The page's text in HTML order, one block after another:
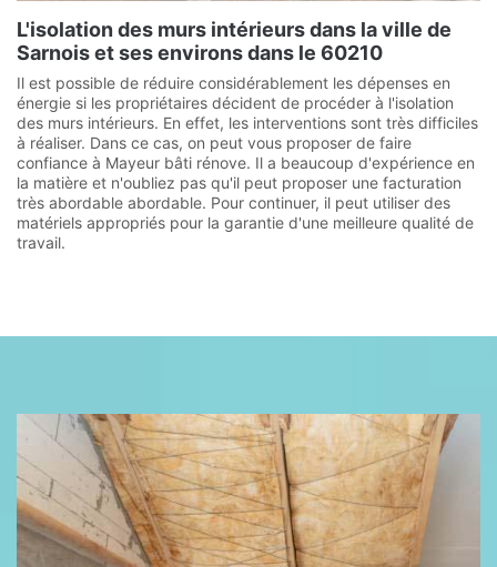
L'isolation des murs intérieurs dans la ville de
Sarnois et ses environs dans le 60210
Il est possible de réduire considérablement les dépenses en
énergie si les propriétaires décident de procéder à l'isolation
des murs intérieurs. En effet, les interventions sont très difficiles
à réaliser. Dans ce cas, on peut vous proposer de faire
confiance à Mayeur bâti rénove. Il a beaucoup d'expérience en
la matière et n'oubliez pas qu'il peut proposer une facturation
très abordable abordable. Pour continuer, il peut utiliser des
matériels appropriés pour la garantie d'une meilleure qualité de
travail.